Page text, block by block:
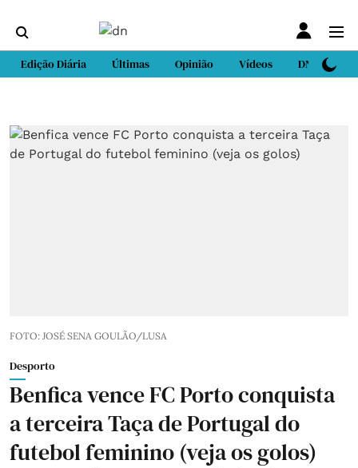
Edição Diária Últimas Opinião Vídeos DN Sport
FOTO: JOSÉ SENA GOULÃO/LUSA
Desporto
Benfica vence FC Porto conquista
a terceira Taça de Portugal do
futebol feminino (veja os golos)